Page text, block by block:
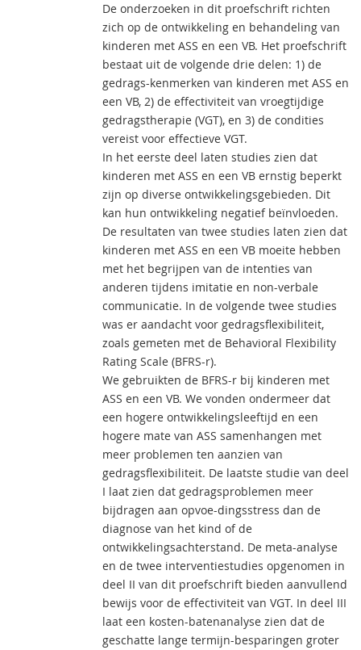
De onderzoeken in dit proefschrift richten
zich op de ontwikkeling en behandeling van
kinderen met ASS en een VB. Het proefschrift
bestaat uit de volgende drie delen: 1) de
gedrags-kenmerken van kinderen met ASS en
een VB, 2) de effectiviteit van vroegtijdige
gedragstherapie (VGT), en 3) de condities
vereist voor effectieve VGT.
In het eerste deel laten studies zien dat
kinderen met ASS en een VB ernstig beperkt
zijn op diverse ontwikkelingsgebieden. Dit
kan hun ontwikkeling negatief beïnvloeden.
De resultaten van twee studies laten zien dat
kinderen met ASS en een VB moeite hebben
met het begrijpen van de intenties van
anderen tijdens imitatie en non-verbale
communicatie. In de volgende twee studies
was er aandacht voor gedragsflexibiliteit,
zoals gemeten met de Behavioral Flexibility
Rating Scale (BFRS-r).
We gebruikten de BFRS-r bij kinderen met
ASS en een VB. We vonden ondermeer dat
een hogere ontwikkelingsleeftijd en een
hogere mate van ASS samenhangen met
meer problemen ten aanzien van
gedragsflexibiliteit. De laatste studie van deel
I laat zien dat gedragsproblemen meer
bijdragen aan opvoe-dingsstress dan de
diagnose van het kind of de
ontwikkelingsachterstand. De meta-analyse
en de twee interventiestudies opgenomen in
deel II van dit proefschrift bieden aanvullend
bewijs voor de effectiviteit van VGT. In deel III
laat een kosten-batenanalyse zien dat de
geschatte lange termijn-besparingen groter